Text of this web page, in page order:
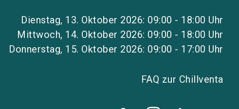
Dienstag, 13. Oktober 2026: 09:00 - 18:00 Uhr
Mittwoch, 14. Oktober 2026: 09:00 - 18:00 Uhr
Donnerstag, 15. Oktober 2026: 09:00 - 17:00 Uhr
FAQ zur Chillventa